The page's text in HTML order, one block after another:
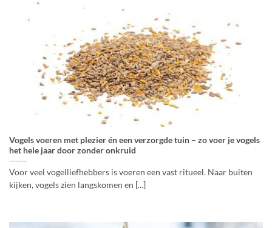
Vogels voeren met plezier én een verzorgde tuin – zo voer je vogels
het hele jaar door zonder onkruid
Voor veel vogelliefhebbers is voeren een vast ritueel. Naar buiten
kijken, vogels zien langskomen en [...]